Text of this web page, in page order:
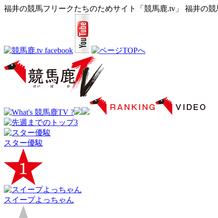
福井の競馬フリークたちのためサイト「競馬鹿.tv」 福井の
スター優駿
スイープよっちゃん